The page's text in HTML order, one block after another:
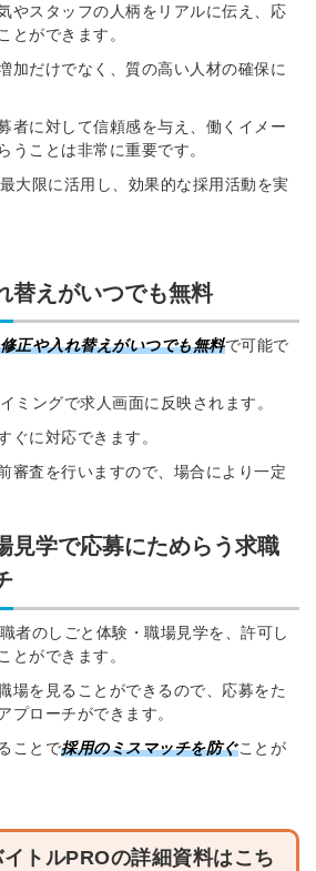
やスタッフの人柄をリアルに伝え、応
とができます。
加だけでなく、質の高い人材の確保に
者に対して信頼感を与え、働くイメー
うことは非常に重要です。
大限に活用し、効果的な採用活動を実
替えがいつでも無料
正や入れ替えがいつでも無料で可能で
ミングで求人画面に反映されます。
ぐに対応できます。
審査を行いますので、場合により一定
見学で応募にためらう求職
者のしごと体験・職場見学を、許可し
とができます。
場を見ることができるので、応募をた
プローチができます。
ことで採用のミスマッチを防ぐことが
イトルPROの詳細資料はこち